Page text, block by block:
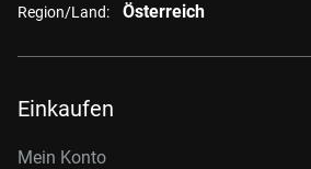
Region/Land: Österreich
Einkaufen
Mein Konto